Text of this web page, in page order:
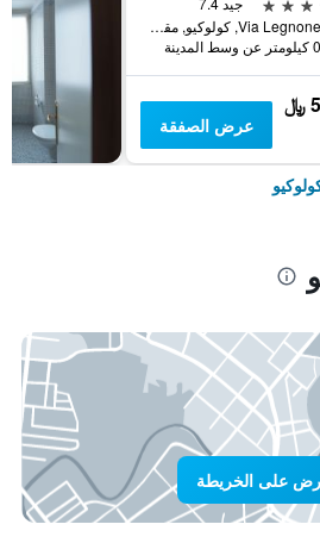
Via Legnone 4, كولوكيو, مقاطعة ليكو, إيطاليا
عرض الصفقة
على الخريطة